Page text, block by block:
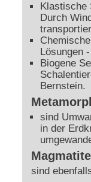
Klastische
Durch
Lösungen
Biogene
Bernstein.
sind
in der
Magmatite
sind